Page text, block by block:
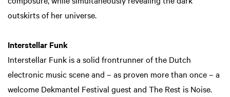
outskirts of her universe.
Interstellar Funk
Interstellar Funk is a solid frontrunner of the Dutch
electronic music scene and – as proven more than once – a
welcome Dekmantel Festival guest and The Rest is Noise.